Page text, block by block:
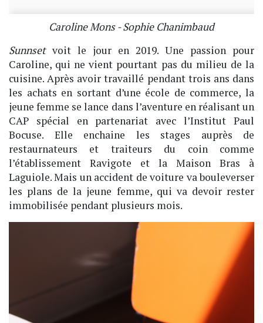
Caroline Mons - Sophie Chanimbaud​​​
Sunnsetvoit le jour en 2019. Une passion pour
Caroline, qui ne vient pourtant pas du milieu de la
cuisine. Après avoir travaillé pendant trois ans dans
les achats en sortant d’une école de commerce, la
jeune femme se lance dans l’aventure en réalisant un
CAP spécial en partenariat avec l’Institut Paul
Bocuse. Elle enchaine les stages auprès de
restaurnateurs et traiteurs du coin comme
l’établissement Ravigote et la Maison Bras à
Laguiole. Mais un accident de voiture va bouleverser
les plans de la jeune femme, qui va devoir rester
immobilisée pendant plusieurs mois.